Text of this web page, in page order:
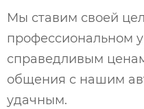
Мы ставим своей
профессиональном
справедливым
общения с нашим
удачным.